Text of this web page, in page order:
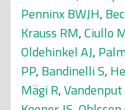
Penninx BWJH,
Krauss RM,Ciullo
Oldehinkel AJ,
PP, Bandinelli S,
Mägi R,Vandenput